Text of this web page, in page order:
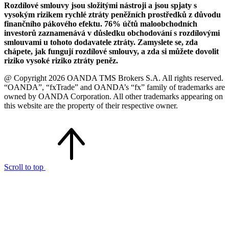
Rozdílové smlouvy jsou složitými nástroji a jsou spjaty s
vysokým rizikem rychlé ztráty peněžních prostředků z důvodu
finančního pákového efektu. 76% účtů maloobchodních
investorů zaznamenává v důsledku obchodování s rozdílovými
smlouvami u tohoto dodavatele ztráty. Zamyslete se, zda
chápete, jak fungují rozdílové smlouvy, a zda si můžete dovolit
riziko vysoké riziko ztráty peněz.
@ Copyright 2026 OANDA TMS Brokers S.A. All rights reserved.
“OANDA”, “fxTrade” and OANDA’s “fx” family of trademarks are
owned by OANDA Corporation. All other trademarks appearing on
this website are the property of their respective owner.
Scroll to top